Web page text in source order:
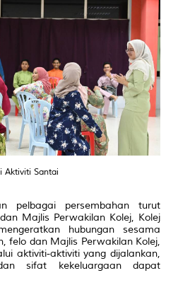
Aktiviti Santai
pelbagai persembahan turut
Majlis Perwakilan Kolej, Kolej
hubungan sesama
felo dan Majlis Perwakilan Kolej,
aktiviti-aktiviti yang dijalankan,
sifat kekeluargaan dapat